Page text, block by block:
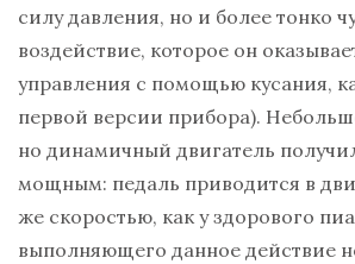
силу давления, но и более тонко
воздействие, которое он
управления с помощью кусания,
первой версии прибора).
но динамичный двигатель
мощным: педаль приводится в
же скоростью, как у здорового
выполняющего данное действие